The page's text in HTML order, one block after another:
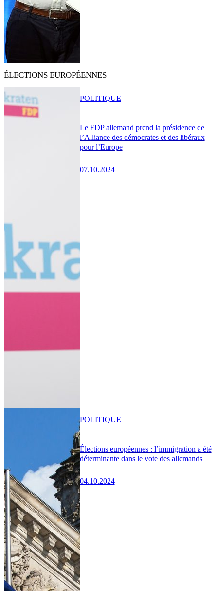
ÉLECTIONS EUROPÉENNES
Le FDP allemand prend la présidence de
l’Alliance des démocrates et des libéraux
pour l’Europe
07.10.2024
POLITIQUE
Élections européennes : l’immigration a été
déterminante dans le vote des allemands
04.10.2024
POLITIQUE